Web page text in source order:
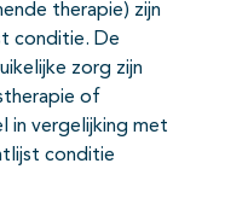
therapie) zijn
conditie. De
zorg zijn
of
in vergelijking met
conditie